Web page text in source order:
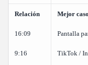
Relación Mejor
16:09 Pantalla
9:16 TikTok /